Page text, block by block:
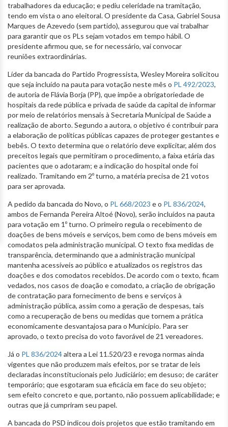
trabalhadores da educação; e pediu celeridade na tramitação,
tendo em vista o ano eleitoral. O presidente da Casa, Gabriel Sousa
Marques de Azevedo (sem partido), assegurou que vai trabalhar
para garantir que os PLs sejam votados em tempo hábil. O
presidente afirmou que, se for necessário, vai convocar
reuniões extraordinárias.
Líder da bancada do Partido Progressista, Wesley Moreira solicitou
que seja incluído na pauta para votação neste mês o PL 492/2023,
de autoria de Flávia Borja (PP), que impõe a obrigatoriedade de
hospitais da rede pública e privada de saúde da capital de informar
por meio de relatórios mensais à Secretaria Municipal de Saúde a
realização de aborto. Segundo a autora, o objetivo é contribuir para
a elaboração de políticas públicas capazes de proteger gestantes e
bebês. O texto determina que o relatório deve explicitar, além dos
preceitos legais que permitiram o procedimento, a faixa etária das
pacientes que o adotaram; e a indicação do hospital onde foi
realizado. Tramitando em 2º turno, a matéria precisa de 21 votos
para ser aprovada.
A pedido da bancada do Novo, o PL 668/2023 e o PL 836/2024,
ambos de Fernanda Pereira Altoé (Novo), serão incluídos na pauta
para votação em 1º turno. O primeiro regula o recebimento de
doações de bens móveis e serviços, bem como de bens móveis em
comodatos pela administração municipal. O texto fixa medidas de
transparência, determinando que a administração municipal
mantenha acessíveis ao público e atualizados os registros das
doações e dos comodatos recebidos. De acordo com o texto, ficam
vedados, nos casos de doação e comodato, a criação de obrigação
de contratação para fornecimento de bens e serviços à
administração pública, assim como a geração de despesas, tais
como a recuperação de bens ou medidas que tornem a prática
economicamente desvantajosa para o Município. Para ser
aprovado, o texto precisa do voto favorável de 21 vereadores.
Já o PL 836/2024altera a Lei 11.520/23 e revoga normas ainda
vigentes que não produzem mais efeitos, por se tratar de leis
declaradas inconstitucionais pelo Judiciário; em desuso; de caráter
temporário; que esgotaram sua eficácia em face do seu objeto;
sem efeito concreto e que, portanto, não possuem aplicabilidade; e
outras que já cumpriram seu papel.
A bancada do PSD indicou dois projetos que estão tramitando em